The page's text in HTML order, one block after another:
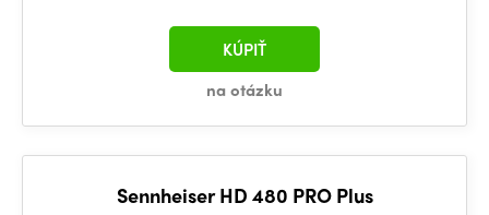
na otázku
KÚPIŤ
Sennheiser HD 480 PRO Plus